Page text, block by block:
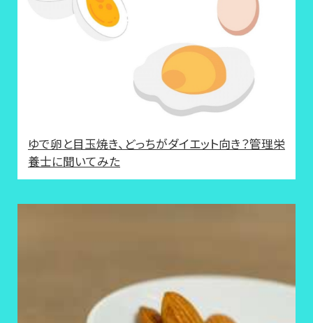
ゆで卵と目玉焼き、どっちがダイエット向き？管理栄
養士に聞いてみた